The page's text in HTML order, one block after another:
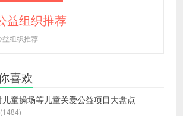
益组织推荐
益组织推荐
喜欢
儿童操场等儿童关爱公益项目大盘点